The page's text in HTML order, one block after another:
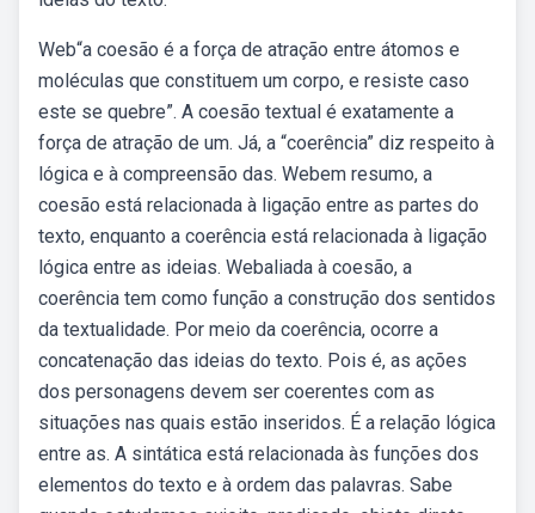
Web“a coesão é a força de atração entre átomos e
moléculas que constituem um corpo, e resiste caso
este se quebre”. A coesão textual é exatamente a
força de atração de um. Já, a “coerência” diz respeito à
lógica e à compreensão das. Webem resumo, a
coesão está relacionada à ligação entre as partes do
texto, enquanto a coerência está relacionada à ligação
lógica entre as ideias. Webaliada à coesão, a
coerência tem como função a construção dos sentidos
da textualidade. Por meio da coerência, ocorre a
concatenação das ideias do texto. Pois é, as ações
dos personagens devem ser coerentes com as
situações nas quais estão inseridos. É a relação lógica
entre as. A sintática está relacionada às funções dos
elementos do texto e à ordem das palavras. Sabe